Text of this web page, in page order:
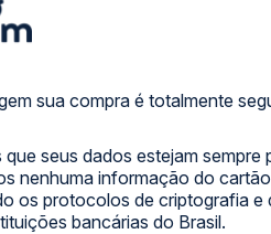
sua compra é totalmente
que seus dados estejam sempre
nenhuma informação do
os protocolos de criptografia e
bancárias do Brasil.